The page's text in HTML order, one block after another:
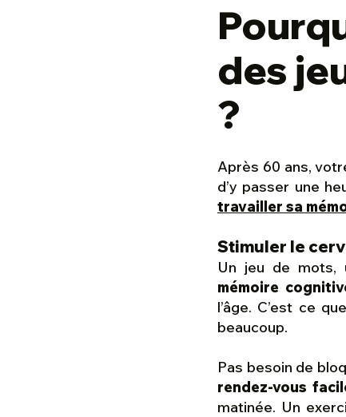
des
?
Après 60 ans,
d’y passer une
travailler sa
Stimuler le
Un jeu de mots,
mémoire
l’âge. C’est ce
beaucoup.
Pas besoin de
rendez-vous
matinée. Un